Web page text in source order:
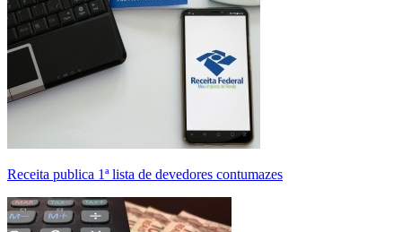
Receita publica 1ª lista de devedores contumazes